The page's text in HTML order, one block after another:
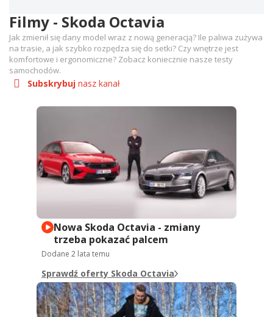
Filmy - Skoda Octavia
Subskrybuj nasz kanał
Jak zmienił się dany model wraz z nową generacją? Ile paliwa zużywa
na trasie, a jak szybko rozpędza się do setki? Czy wnętrze jest
komfortowe i ergonomiczne? Zobacz koniecznie nasze testy
samochodów.
Nowa Skoda Octavia - zmiany
trzeba pokazać palcem
Dodane 2 lata temu
Sprawdź oferty Skoda Octavia